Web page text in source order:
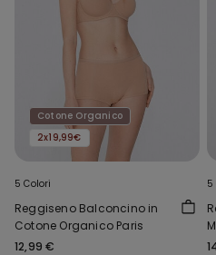
Cotone Organico
2x19,99€
5 Colori
Reggiseno Balconcino in
Cotone Organico Paris
12,99 €
5